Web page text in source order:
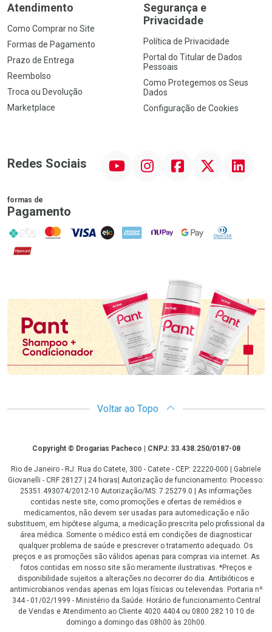
Atendimento
Como Comprar no Site
Formas de Pagamento
Prazo de Entrega
Reembolso
Troca ou Devolução
Marketplace
Segurança e
Privacidade
Política de Privacidade
Portal do Titular de Dados
Pessoais
Como Protegemos os Seus
Dados
Configuração de Cookies
Redes Sociais InstagramFacebook Linkedin
formas de
Pagamento
PIX MasterCard
VISA ELO AMEX NuPay Google PayDiners Club
Hipercard
Promoção em Destaque
Voltar ao Topo
CopyrightCopyright © Drogarias Pacheco | CNPJ: 33.438.250/0187-08
Rio de Janeiro - RJ: Rua do Catete, 300 - Catete - CEP: 22220-000 | Gabriele
Giovanelli - CRF 28127 | 24 horas| Autorização de funcionamento: Processo:
25351.493074/2012-10 Autorização/MS: 7.25279.0 | As informações
contidas neste site, como promoções e ofertas de remédios e
medicamentos, não devem ser usadas para automedicação e não
substituem, em hipótese alguma, a medicação prescrita pelo profissional da
área médica. Somente o médico está em condições de diagnosticar
qualquer problema de saúde e prescrever o tratamento adequado. Os
preços e as promoções são válidos apenas para compras via internet. As
fotos contidas em nosso site são meramente ilustrativas. *Preços e
disponibilidade sujeitos a alterações no decorrer do dia. Antibióticos e
antimicrobianos vendas apenas em lojas físicas ou televendas. Portaria nº
344 - 01/02/1999 - Ministério da Saúde. Horário de funcionamento Central
de Vendas e Atendimento ao Cliente 4020 4404 ou 0800 282 10 10 de
domingo a domingo das 08h00 às 20h00.